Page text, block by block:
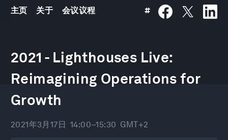
主页 关于 会议议程 #
2021 - Lighthouses Live:
Reimagining Operations for
Growth
2021年3月17日 14:00–15:30 GMT+2
of
hour,
30
33
seconds